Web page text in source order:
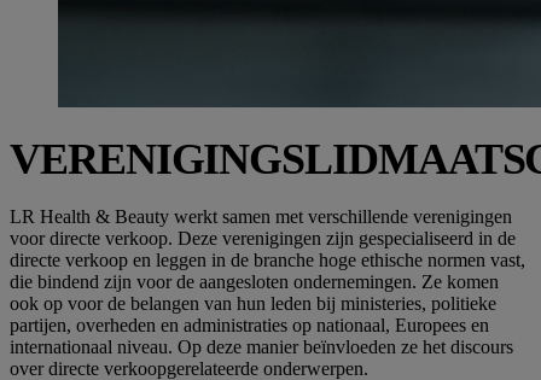
LR Health & Beauty werkt samen met verschillende verenigingen
voor directe verkoop. Deze verenigingen zijn gespecialiseerd in de
directe verkoop en leggen in de branche hoge ethische normen vast,
die bindend zijn voor de aangesloten ondernemingen. Ze komen
ook op voor de belangen van hun leden bij ministeries, politieke
partijen, overheden en administraties op nationaal, Europees en
internationaal niveau. Op deze manier beïnvloeden ze het discours
over directe verkoopgerelateerde onderwerpen.